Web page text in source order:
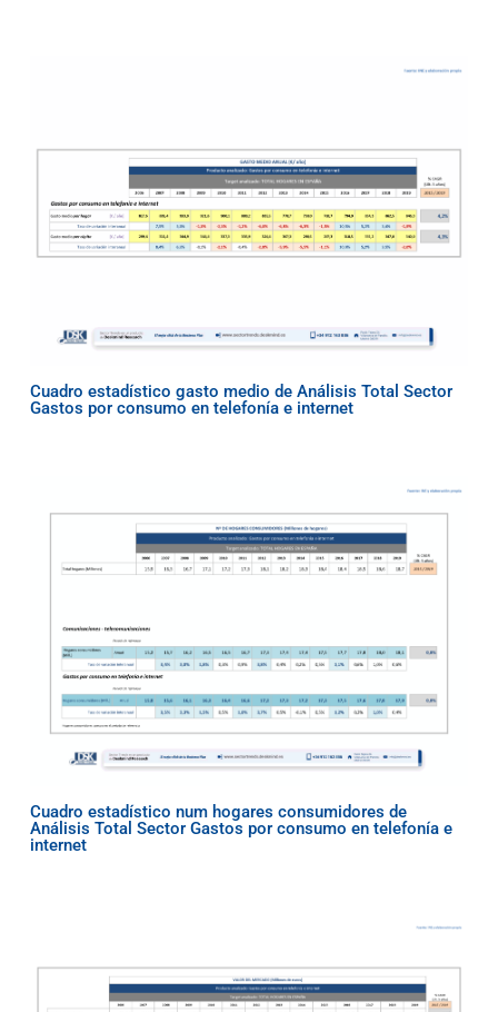
Cuadro estadístico gasto medio de Análisis Total Sector
Gastos por consumo en telefonía e internet
Cuadro estadístico num hogares consumidores de
Análisis Total Sector Gastos por consumo en telefonía e
internet